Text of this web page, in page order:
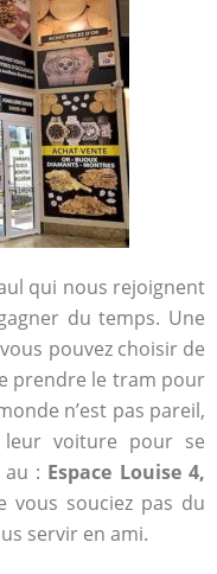
qui nous rejoignent
du temps. Une
pouvez choisir de
prendre le tram pour
n’est pas pareil,
leur voiture pour se
: Espace Louise 4,
vous souciez pas du
servir en ami.